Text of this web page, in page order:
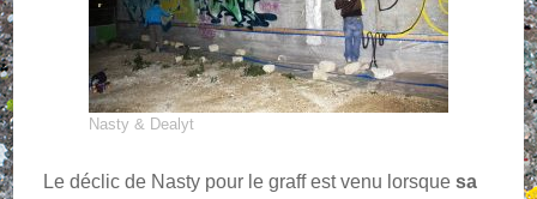
Nasty & Dealyt
Le déclic de Nasty pour le graff est venu lorsquesa